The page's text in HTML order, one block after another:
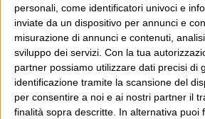
personali, come identificatori univoci e
inviate da un dispositivo per annunci e
misurazione di annunci e contenuti,
sviluppo dei servizi. Con la tua
partner possiamo utilizzare dati precisi di
identificazione tramite la scansione del
per consentire a noi e ai nostri partner il
finalità sopra descritte. In alternativa puoi
Questa la
mettiamo nel
solito
contenitore